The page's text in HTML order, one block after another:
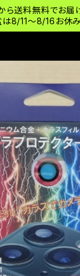
ら送料無料でお
は8/11〜8/16お休み